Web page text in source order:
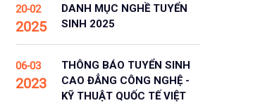
20-02
2025
DANH MỤC NGHỀ TUYỂN
SINH 2025
06-03
2023
THÔNG BÁO TUYỂN SINH
CAO ĐẲNG CÔNG NGHỆ -
KỸ THUẬT QUỐC TẾ VIỆT